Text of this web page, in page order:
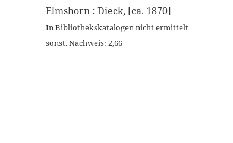
Elmshorn : Dieck, [ca. 1870]
In Bibliothekskatalogen nicht ermittelt
sonst. Nachweis: 2,66